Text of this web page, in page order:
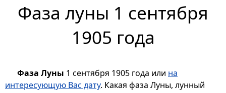
Фаза луны 1 сентября
1905 года
Фаза Луны 1 сентября 1905 года или на
интересующую Вас дату. Какая фаза Луны, лунный